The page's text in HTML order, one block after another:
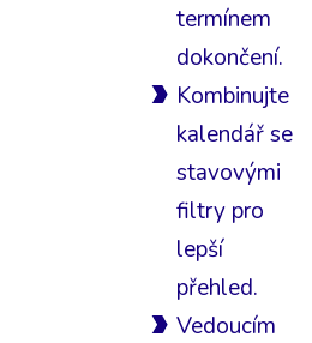
termínem
dokončení.
Kombinujte
kalendář se
stavovými
filtry pro
lepší
přehled.
Vedoucím